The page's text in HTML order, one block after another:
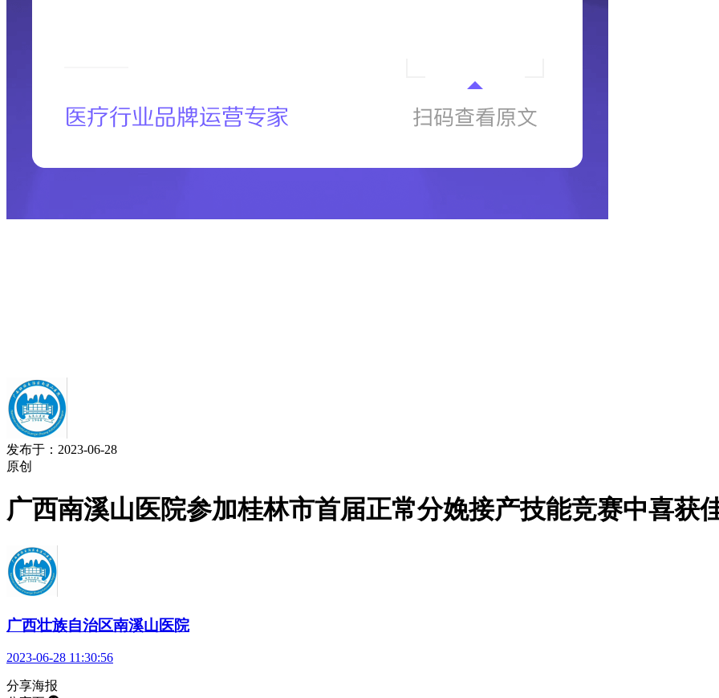
发布于：2023-06-28
原创
广西南溪山医院参加桂林市首届正常分娩接产技能竞赛中喜获
广西壮族自治区南溪山医院
2023-06-28 11:30:56
分享海报